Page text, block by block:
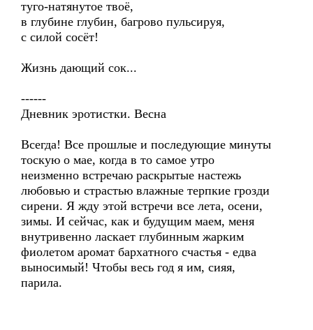
туго-натянутое твоё,
в глубине глубин, багрово пульсируя,
с силой сосёт!
Жизнь дающий сок...
------
Дневник эротистки. Весна
Всегда! Все прошлые и последующие минуты
тоскую о мае, когда в то самое утро
неизменно встречаю раскрытые настежь
любовью и страстью влажные терпкие грозди
сирени. Я жду этой встречи все лета, осени,
зимы. И сейчас, как и будущим маем, меня
внутривенно ласкает глубинным жарким
фиолетом аромат бархатного счастья - едва
выносимый! Чтобы весь год я им, сияя,
парила.